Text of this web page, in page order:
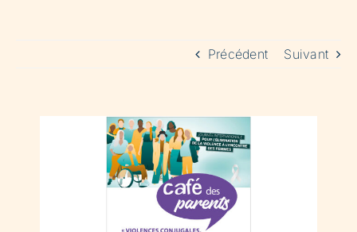
Précédent Suivant